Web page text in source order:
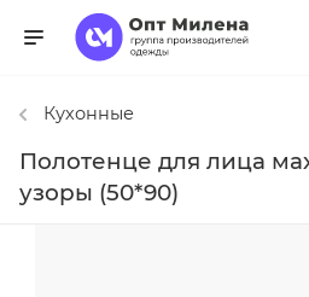
Кухонные
Полотенце для лица
узоры (50*90)